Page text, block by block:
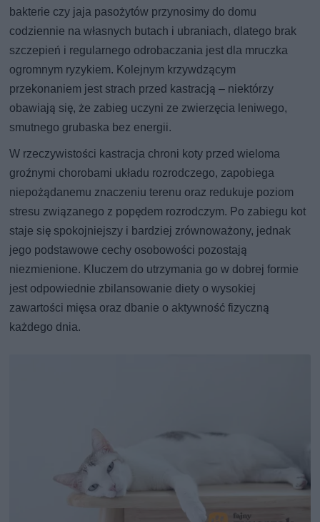
bakterie czy jaja pasożytów przynosimy do domu
codziennie na własnych butach i ubraniach, dlatego brak
szczepień i regularnego odrobaczania jest dla mruczka
ogromnym ryzykiem. Kolejnym krzywdzącym
przekonaniem jest strach przed kastracją – niektórzy
obawiają się, że zabieg uczyni ze zwierzęcia leniwego,
smutnego grubaska bez energii.
W rzeczywistości kastracja chroni koty przed wieloma
groźnymi chorobami układu rozrodczego, zapobiega
niepożądanemu znaczeniu terenu oraz redukuje poziom
stresu związanego z popędem rozrodczym. Po zabiegu kot
staje się spokojniejszy i bardziej zrównoważony, jednak
jego podstawowe cechy osobowości pozostają
niezmienione. Kluczem do utrzymania go w dobrej formie
jest odpowiednie zbilansowanie diety o wysokiej
zawartości mięsa oraz dbanie o aktywność fizyczną
każdego dnia.